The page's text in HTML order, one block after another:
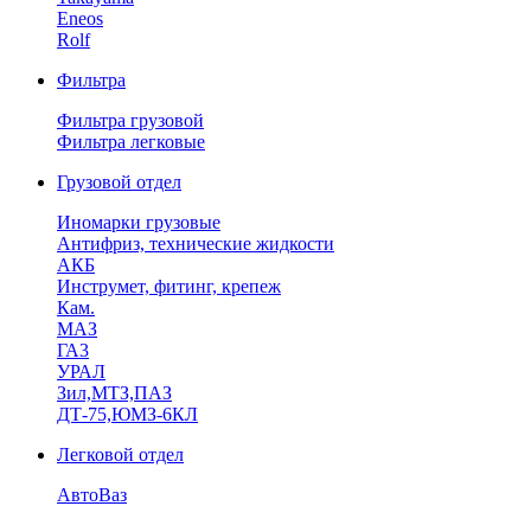
Eneos
Rolf
Фильтра
Фильтра грузовой
Фильтра легковые
Грузовой отдел
Иномарки грузовые
Антифриз, технические жидкости
АКБ
Инструмет, фитинг, крепеж
Кам.
МАЗ
ГА3
УРАЛ
Зил,МТЗ,ПАЗ
ДТ-75,ЮМЗ-6КЛ
Легковой отдел
АвтоВаз